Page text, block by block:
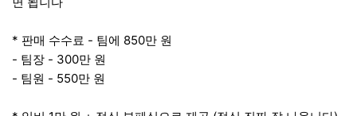
* 판매 수수료 - 팀에 850만 원
- 팀장 - 300만 원
- 팀원 - 550만 원